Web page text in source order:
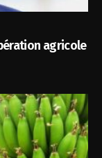
agricole